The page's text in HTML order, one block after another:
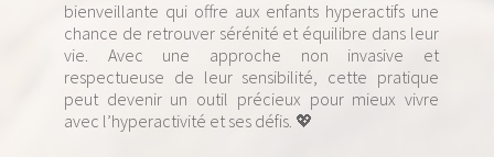
bienveillante qui offre aux enfants hyperactifs une
chance de retrouver sérénité et équilibre dans leur
vie. Avec une approche non invasive et
respectueuse de leur sensibilité, cette pratique
peut devenir un outil précieux pour mieux vivre
avec l’hyperactivité et ses défis. 💖